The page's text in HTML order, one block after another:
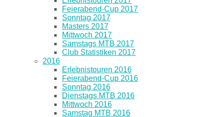
Feierabend-Cup 2017
Sonntag 2017
Masters 2017
Mittwoch 2017
Samstags MTB 2017
Club Statistiken 2017
2016
Erlebnistouren 2016
Feierabend-Cup 2016
Sonntag 2016
Dienstags MTB 2016
Mittwoch 2016
Samstag MTB 2016